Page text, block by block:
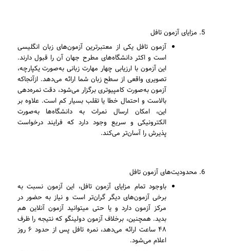
مزایای آزمون تافل
آزمون تافل یکی از معتبرترین آزمون‌های زبان انگلیسی
است و اکثر دانشگاه‌های مطرح جهان آن را قبول دارند.
این آزمون با ارزیابی چهار مهارت زبانی به‌صورت یکپارچه،
تصویری واقعی از سطح زبان شما ارائه می‌دهد. ازآنجاکه
آزمون به‌صورت کامپیوتری برگزار می‌شود، دقت نمره‌دهی
بالاست و احتمال خطا یا تقلب بسیار کم است. علاوه بر
این، امکان ارسال نمرات به دانشگاه‌ها به‌صورت
الکترونیکی و سریع وجود دارد که فرایند درخواست
پذیرش را آسان‌تر می‌کند.
محدودیت‌های آزمون تافل
باوجود تمام مزایای آزمون تافل، این آزمون نسبت به
برخی آزمون‌های دیگر گران‌تر است و نیاز به حضور در
مرکز آزمون دارد و یا حتی میتوانید آزمون آنلاین هم
بدید. همچنین، برخلاف آزمون دولینگو که نتیجه را ظرف
۴۸ ساعت ارائه می‌دهد، نمره تافل پس از حدود ۶ روز
اعلام می‌شود.